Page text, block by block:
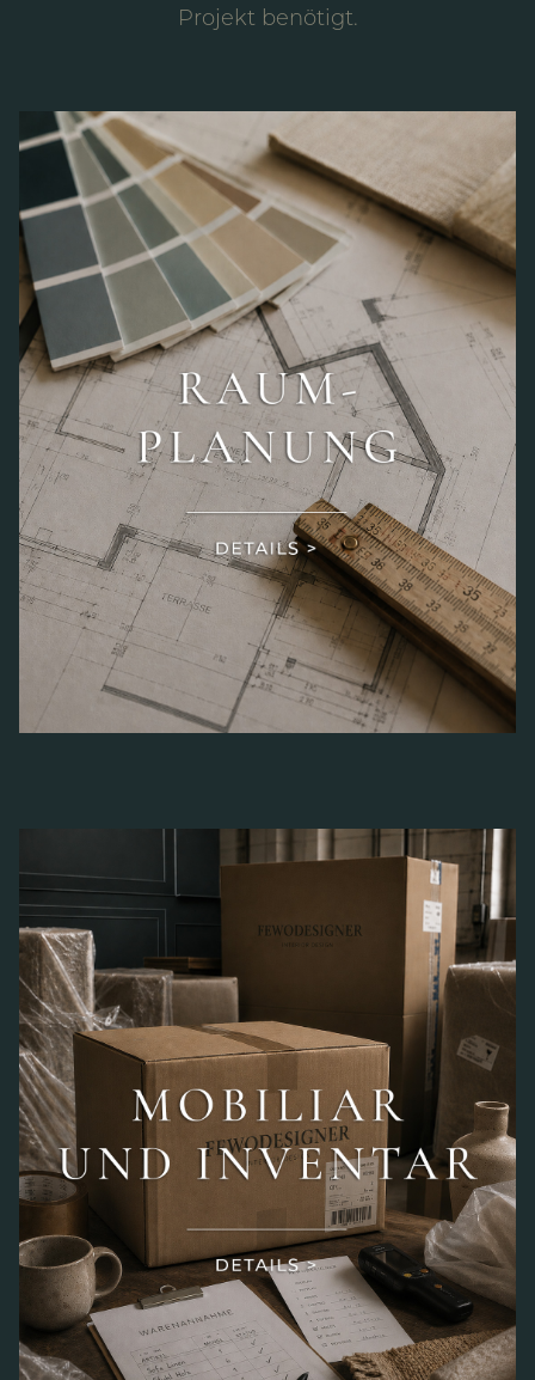
Projekt benötigt.